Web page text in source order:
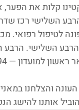
קלות את
ל-17. 6 דקות לסיום הרבע
לטיפול רפואי.
כל הדרך ליתרון 79:54 בסוף
למועדון — 70:94.
והצלחנו
אותנו להישג